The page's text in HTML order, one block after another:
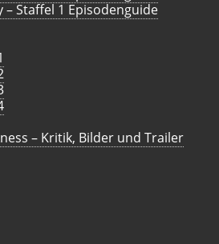
– Staffel 1 Episodenguide
– Kritik, Bilder und Trailer